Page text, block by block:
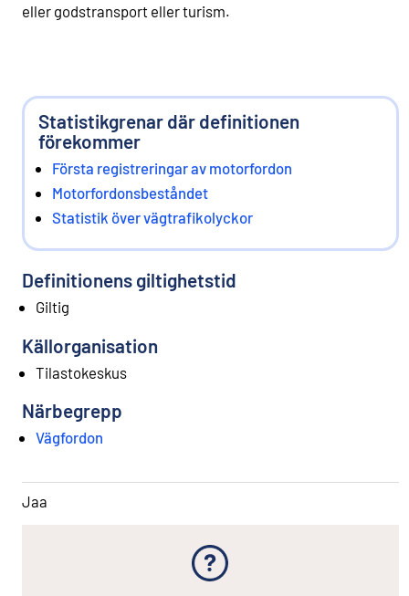
eller godstransport eller turism.
Statistikgrenar där definitionen
förekommer
Första registreringar av motorfordon
Motorfordonsbeståndet
Statistik över vägtrafikolyckor
Definitionens giltighetstid
Giltig
Källorganisation
Tilastokeskus
Närbegrepp
Vägfordon
Jaa